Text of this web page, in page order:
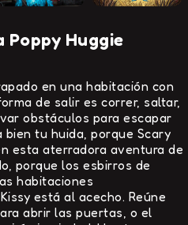
Poppy Huggie
en una habitación con
de salir es correr, saltar,
obstáculos para escapar
bien tu huida, porque Scary
esta aterradora aventura de
porque los esbirros de
habitaciones
está al acecho. Reúne
abrir las puertas, o el